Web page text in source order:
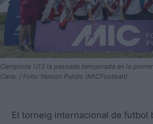
Campions U13 la passada temporada en la
Cana. / Foto: Nelson Pulido (MICFootball)
El torneig internacional de futbol